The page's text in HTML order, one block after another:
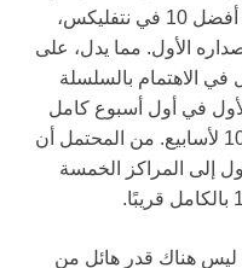
إلى ما فوق #9 في قائمة أفضل 10 في نتفليكس،
الأول. مما يدل، على
الاهتمام بالسلسلة
في أول أسبوع كامل
من التتبع واستمر في قائمة أفضل 10 لأسابيع. من المحتمل أن
إلى المراكز الخمسة
ليس هناك قدر هائل من